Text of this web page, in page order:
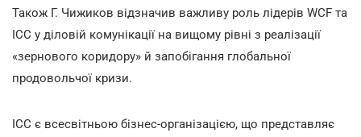
Також Г. Чижиков відзначив важливу роль лідерів WCF та
ICC у діловій комунікації на вищому рівні з реалізації
«зернового коридору» й запобігання глобальної
продовольчої кризи.
ICC є всесвітньою бізнес-організацією, що представляє